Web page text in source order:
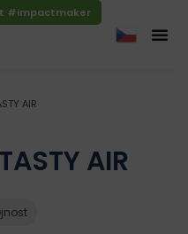
#impactmaker
AIR
AIR